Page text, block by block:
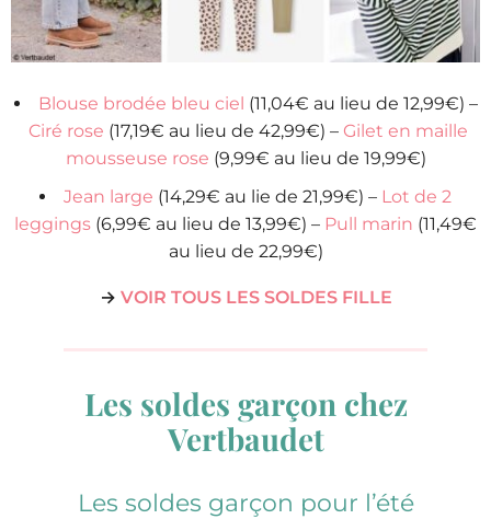
Blouse brodée bleu ciel (11,04€ au lieu de 12,99€) –
Ciré rose (17,19€ au lieu de 42,99€) – Gilet en maille
mousseuse rose (9,99€ au lieu de 19,99€)
Jean large (14,29€ au lie de 21,99€) – Lot de 2
leggings (6,99€ au lieu de 13,99€) – Pull marin (11,49€
au lieu de 22,99€)
→ VOIR TOUS LES SOLDES FILLE
Les soldes garçon chez
Vertbaudet
Les soldes garçon pour l’été